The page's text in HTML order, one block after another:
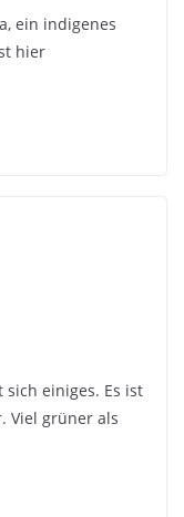
ein indigenes
hier
einiges. Es ist
Viel grüner als